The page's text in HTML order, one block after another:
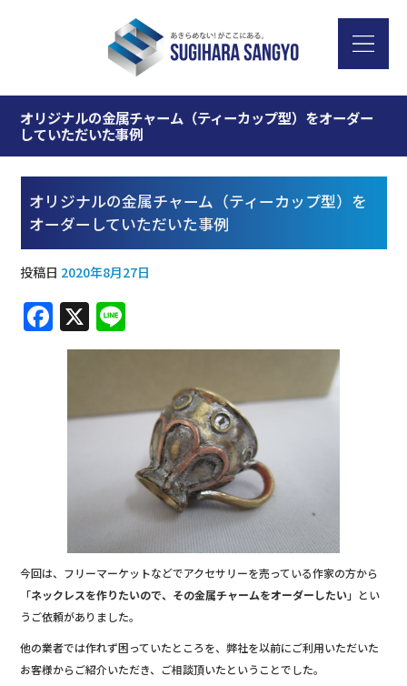
オリジナルの金属チャーム（ティーカップ型）をオーダー
していただいた事例
オリジナルの金属チャーム（ティーカップ型）を
オーダーしていただいた事例
投稿日 2020年8月27日
F
a
b
k
X
n
今回は、フリーマーケットなどでアクセサリーを売っている作家の方から
「ネックレスを作りたいので、その金属チャームをオーダーしたい」とい
うご依頼がありました。
他の業者では作れず困っていたところを、弊社を以前にご利用いただいた
お客様からご紹介いただき、ご相談頂いたということでした。